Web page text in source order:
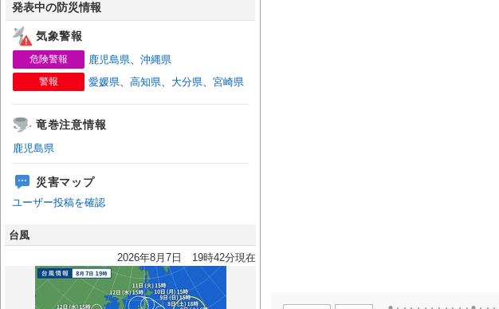
発表中の防災情報
気象警報
危険警報 鹿児島県、 沖縄県
警報 愛媛県、 高知県、 大分県、 宮崎県
竜巻注意情報
鹿児島県
災害マップ
ユーザー投稿を確認
台風
2026年8月7日 19時42分現在